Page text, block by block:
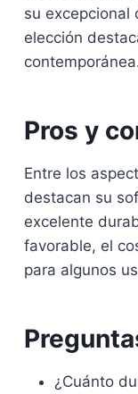
su excepcional
elección
Pros y
Entre los
destacan su
excelente
favorable, el
para algunos
¿Cuánto